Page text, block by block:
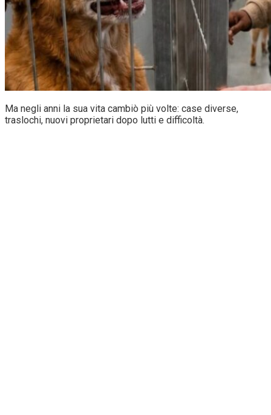
Ma negli anni la sua vita cambiò più volte: case diverse,
traslochi, nuovi proprietari dopo lutti e difficoltà.